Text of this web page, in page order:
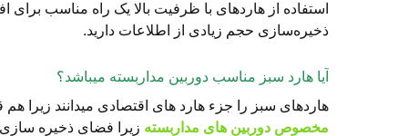
استفاده از هارد‌های با ظرفیت بالا یک راه مناسب
ذخیره‌سازی حجم زیادی از اطلاعات دارید.
آیا هارد سبز مناسب دوربین مداربسته میباشد؟
هاردهای سبز را جزء هارد های اقتصادی میدانند زیرا
مخصوص دوربین های مداربسته زیرا فضای ذخیره